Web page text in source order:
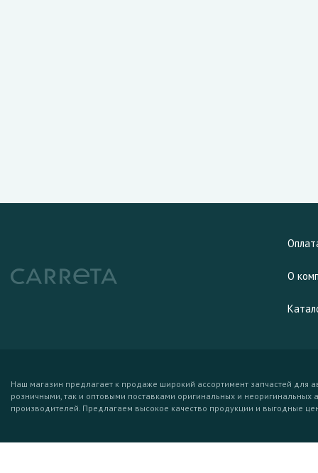
О
Наш магазин предлагает к продаже широкий ассортимент запчастей для
розничными, так и оптовыми поставками оригинальных и неоригинальных
производителей. Предлагаем высокое качество продукции и выгодные